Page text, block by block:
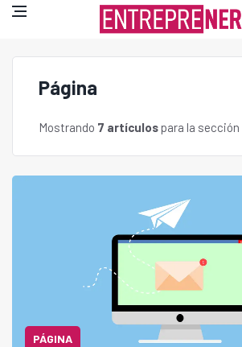
Página
Mostrando 7 artículos para la sección
PÁGINA